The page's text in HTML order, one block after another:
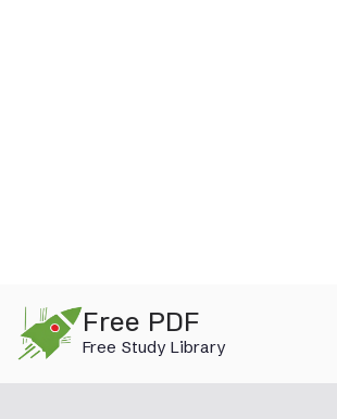
content
Free PDF
Free Study Library